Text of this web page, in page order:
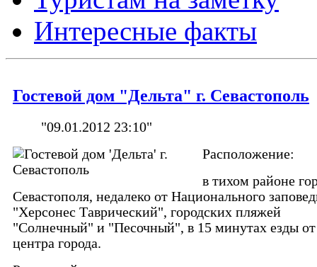
Интересные факты
Гостевой дом "Дельта" г. Севастополь
"09.01.2012 23:10"
Расположение:
в тихом районе
Севастополя, недалеко от Национального
"Херсонес Таврический", городских пляжей
"Солнечный" и "Песочный", в 15 минутах езды от
центра города.